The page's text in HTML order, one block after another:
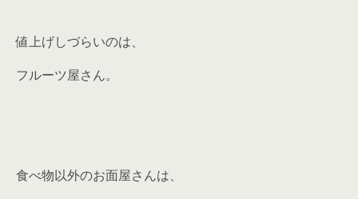
値上げしづらいのは、
フルーツ屋さん。
食べ物以外のお面屋さんは、